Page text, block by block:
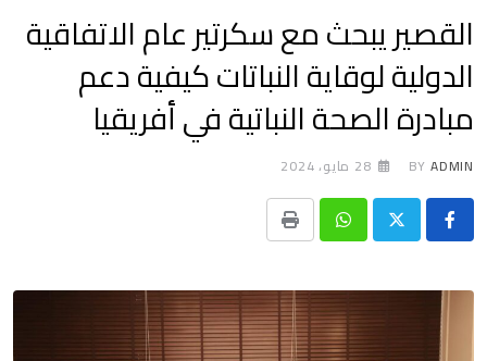
القصير يبحث مع سكرتير عام الاتفاقية
الدولية لوقاية النباتات كيفية دعم
مبادرة الصحة النباتية في أفريقيا
BY ADMIN 28 مايو، 2024
Whatsapp
Print